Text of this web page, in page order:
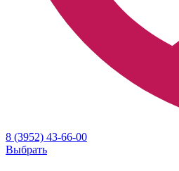
8 (3952) 43-66-00
Выбрать